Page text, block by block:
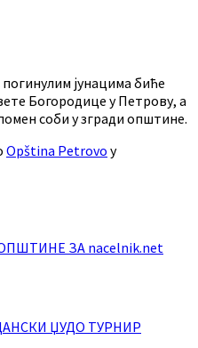
јунацима биће
Богородице у Петрову, а
соби у згради општине.
Opština Petrovo у
ЗА nacelnik.net
ЏУДО ТУРНИР